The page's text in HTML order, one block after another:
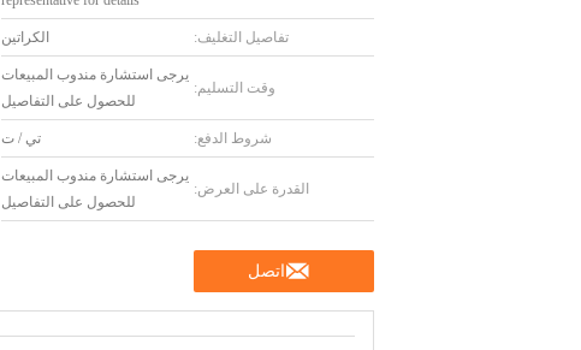
تفاصيل التغليف: الكراتين
وقت التسليم:
يرجى استشارة مندوب المبيعات
للحصول على التفاصيل
شروط الدفع: تي / ت
القدرة على العرض:
يرجى استشارة مندوب المبيعات
للحصول على التفاصيل
اتصل